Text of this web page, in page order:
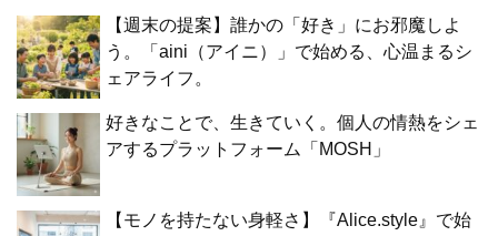
【週末の提案】誰かの「好き」にお邪魔しよ
う。「aini（アイニ）」で始める、心温まるシ
ェアライフ。
好きなことで、生きていく。個人の情熱をシェ
アするプラットフォーム「MOSH」
【モノを持たない身軽さ】『Alice.style』で始